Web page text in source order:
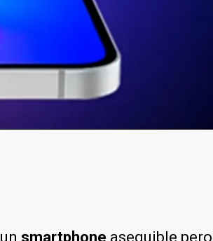
smartphone asequible